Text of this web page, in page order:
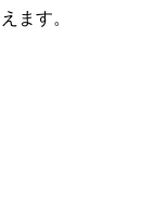
ます。